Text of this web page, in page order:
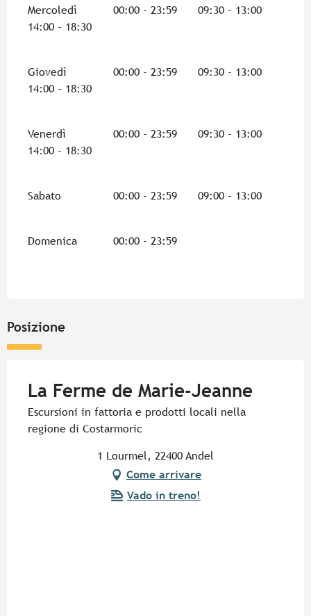
Mercoledì 00:00 - 23:59
09:30 - 13:00
14:00 - 18:30
Giovedì 00:00 - 23:59
09:30 - 13:00
14:00 - 18:30
Venerdì 00:00 - 23:59
09:30 - 13:00
14:00 - 18:30
Sabato 00:00 - 23:59 09:00 - 13:00
Domenica 00:00 - 23:59
Posizione
La Ferme de Marie-Jeanne
Escursioni in fattoria e prodotti locali nella
regione di Costarmoric
1 Lourmel, 22400 Andel
Come arrivare
Vado in treno!